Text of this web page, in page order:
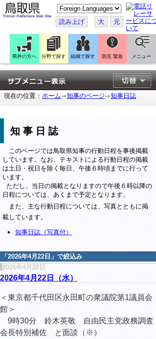
こ
の
ペ
ー
ジ
翻
訳
す
る
読み上げ 大 元
県外の方へ 分野で探す 組織で探す 防災 緊急 メニュー
現在の位置： ホーム 知事のページ 知事日誌
知事日誌
このページでは鳥取県知事の行動日程を事後掲載
しています。なお、テキストによる行動日程の掲載
は土日・祝日を除く毎日、午後６時頃までに行って
います。
ただし、当日の掲載となりますので午後６時以降の
日程については、あくまで予定となります。
また、主な行動日程については、写真とともに掲
載しています。
知事日誌（写真付）
「 2026年4月22日 」で絞込み
2026年4月22日
2026年4月22日（水）
＜東京都千代田区永田町の衆議院第1議員会
館＞
9時30分 鈴木英敬 自由民主党政務調査
会長特別補佐 と面談（※）